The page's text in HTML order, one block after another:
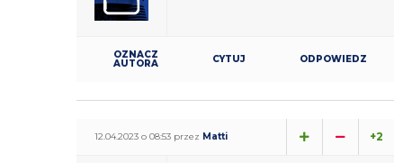
OZNACZ
AUTORA CYTUJ ODPOWIEDZ
12.04.2023 o 08:53 przez Matti +2